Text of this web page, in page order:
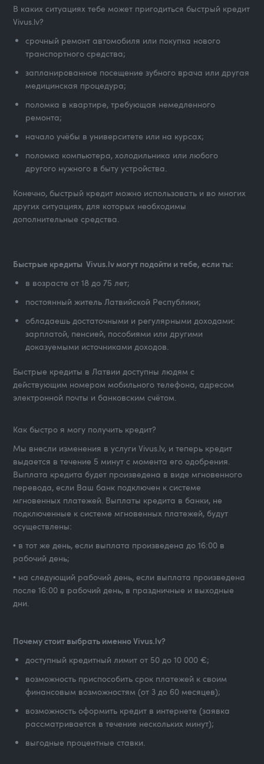
В каких ситуациях тебе может пригодиться быстрый кредит
Vivus.lv?
срочный ремонт автомобиля или покупка нового
транспортного средства;
запланированное посещение зубного врача или другая
медицинская процедура;
поломка в квартире, требующая немедленного
ремонта;
начало учёбы в университете или на курсах;
поломка компьютера, холодильника или любого
другого нужного в быту устройства.
Конечно, быстрый кредит можно использовать и во многих
других ситуациях, для которых необходимы
дополнительные средства.
Быстрые кредиты Vivus.lv могут подойти и тебе, если ты:
в возрасте от 18 до 75 лет;
постоянный житель Латвийской Республики;
обладаешь достаточными и регулярными доходами:
зарплатой, пенсией, пособиями или другими
доказуемыми источниками доходов.
Быстрые кредиты в Латвии доступны людям с
действующим номером мобильного телефона, адресом
электронной почты и банковским счётом.
Как быстро я могу получить кредит?
Мы внесли изменения в услуги Vivus.lv, и теперь кредит
выдается в течение 5 минут с момента его одобрения.
Выплата кредита будет произведена в виде мгновенного
перевода, если Ваш банк подключен к системе
мгновенных платежей. Выплаты кредита в банки, не
подключенные к системе мгновенных платежей, будут
осуществлены:
• в тот же день, если выплата произведена до 16:00 в
рабочий день;
• на следующий рабочий день, если выплата произведена
после 16:00 в рабочий день, в праздничные и выходные
дни.
Почему стоит выбрать именно Vivus.lv?
доступный кредитный лимит от 50 до 10 000 €;
возможность приспособить срок платежей к своим
финансовым возможностям (от 3 до 60 месяцев);
возможность оформить кредит в интернете (заявка
рассматривается в течение нескольких минут);
выгодные процентные ставки.